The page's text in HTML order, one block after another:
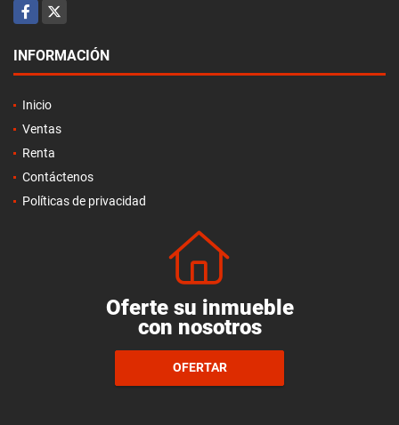
Facebook
X
INFORMACIÓN
Inicio
Ventas
Renta
Contáctenos
Políticas de privacidad
Oferte su inmueble
con nosotros
OFERTAR